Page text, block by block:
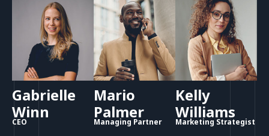
Gabrielle
Winn
CEO
Mario
Palmer
Managing Partner
Kelly
Williams
Marketing Strategist